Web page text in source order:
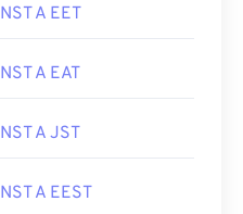
NST A EET
NST A EAT
NST A JST
NST A EEST